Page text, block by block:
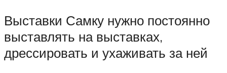
Выставки Самку нужно постоянно
выставлять на выставках,
дрессировать и ухаживать за ней